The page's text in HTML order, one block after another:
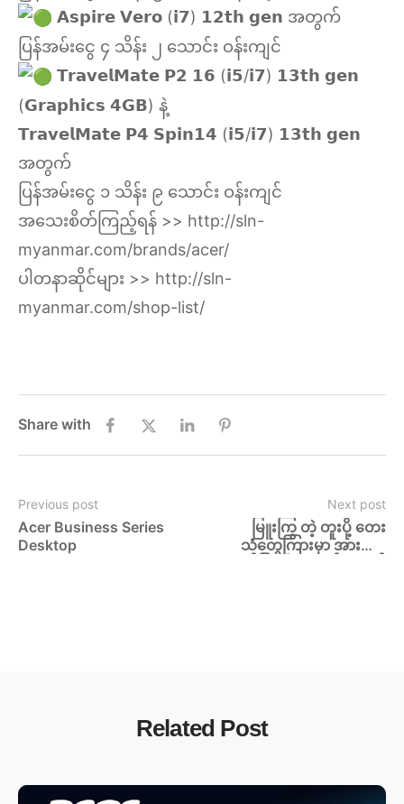
𝗔𝘀𝗽𝗶𝗿𝗲 𝗩𝗲𝗿𝗼 (𝗶𝟳) 𝟭𝟮𝘁𝗵 𝗴𝗲𝗻 အတွက်
ပြန်အမ်းငွေ ၄ သိန်း ၂ သောင်း ဝန်းကျင်
𝗧𝗿𝗮𝘃𝗲𝗹𝗠𝗮𝘁𝗲 𝗣𝟮 𝟭𝟲 (𝗶𝟱/𝗶𝟳) 𝟭𝟯𝘁𝗵 𝗴𝗲𝗻
(𝗚𝗿𝗮𝗽𝗵𝗶𝗰𝘀 𝟰𝗚𝗕) နဲ့
𝗧𝗿𝗮𝘃𝗲𝗹𝗠𝗮𝘁𝗲 𝗣𝟰 𝗦𝗽𝗶𝗻𝟭𝟰 (𝗶𝟱/𝗶𝟳) 𝟭𝟯𝘁𝗵 𝗴𝗲𝗻
အတွက်
ပြန်အမ်းငွေ ၁ သိန်း ၉ သောင်း ဝန်းကျင်
အသေးစိတ်ကြည့်ရန် >> http://sln-
myanmar.com/brands/acer/
ပါတနာဆိုင်များ >> http://sln-
myanmar.com/shop-list/
Share with
Previous post
Acer Business Series
Desktop
Next post
မြူးကြွ တဲ့ တူးပို့ တေး
သံတွေကြားမှာ အားလုံး
Related Post